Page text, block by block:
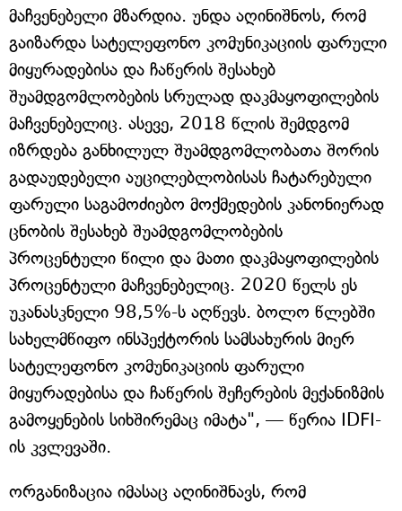
მაჩვენებელი მზარდია. უნდა აღინიშნოს, რომ
გაიზარდა სატელეფონო კომუნიკაციის ფარული
მიყურადებისა და ჩაწერის შესახებ
შუამდგომლობების სრულად დაკმაყოფილების
მაჩვენებელიც. ასევე, 2018 წლის შემდგომ
იზრდება განხილულ შუამდგომლობათა შორის
გადაუდებელი აუცილებლობისას ჩატარებული
ფარული საგამოძიებო მოქმედების კანონიერად
ცნობის შესახებ შუამდგომლობების
პროცენტული წილი და მათი დაკმაყოფილების
პროცენტული მაჩვენებელიც. 2020 წელს ეს
უკანასკნელი 98,5%-ს აღწევს. ბოლო წლებში
სახელმწიფო ინსპექტორის სამსახურის მიერ
სატელეფონო კომუნიკაციის ფარული
მიყურადებისა და ჩაწერის შეჩერების მექანიზმის
გამოყენების სიხშირემაც იმატა", — წერია IDFI-
ის კვლევაში.
ორგანიზაცია იმასაც აღინიშნავს, რომ